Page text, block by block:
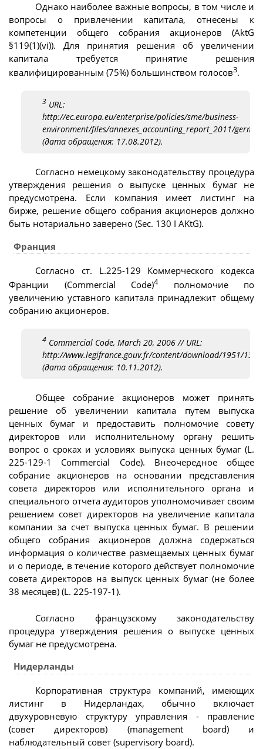
Однако наиболее важные вопросы, в том числе и
вопросы о привлечении капитала, отнесены к
компетенции общего собрания акционеров (AktG
§119(1)(vi)). Для принятия решения об увеличении
капитала требуется принятие решения
квалифицированным (75%) большинством голосов3.
3 URL:
http://ec.europa.eu/enterprise/policies/sme/business-
environment/files/annexes_accounting_report_2011/
(дата обращения: 17.08.2012).
Согласно немецкому законодательству процедура
утверждения решения о выпуске ценных бумаг не
предусмотрена. Если компания имеет листинг на
бирже, решение общего собрания акционеров должно
быть нотариально заверено (Sec. 130 I AKtG).
Франция
Согласно ст. L.225-129 Коммерческого кодекса
Франции (Commercial Code)4полномочие по
увеличению уставного капитала принадлежит общему
собранию акционеров.
4 Commercial Code, March 20, 2006 // URL:
http://www.legifrance.gouv.fr/content/download/1951/
(дата обращения: 10.11.2012).
Общее собрание акционеров может принять
решение об увеличении капитала путем выпуска
ценных бумаг и предоставить полномочие совету
директоров или исполнительному органу решить
вопрос о сроках и условиях выпуска ценных бумаг (L.
225-129-1 Commercial Code). Внеочередное общее
собрание акционеров на основании представления
совета директоров или исполнительного органа и
специального отчета аудиторов уполномочивает своим
решением совет директоров на увеличение капитала
компании за счет выпуска ценных бумаг. В решении
общего собрания акционеров должна содержаться
информация о количестве размещаемых ценных бумаг
и о периоде, в течение которого действует полномочие
совета директоров на выпуск ценных бумаг (не более
38 месяцев) (L. 225-197-1).
Согласно французскому законодательству
процедура утверждения решения о выпуске ценных
бумаг не предусмотрена.
Нидерланды
Корпоративная структура компаний, имеющих
листинг в Нидерландах, обычно включает
двухуровневую структуру управления - правление
(совет директоров) (management board) и
наблюдательный совет (supervisory board).